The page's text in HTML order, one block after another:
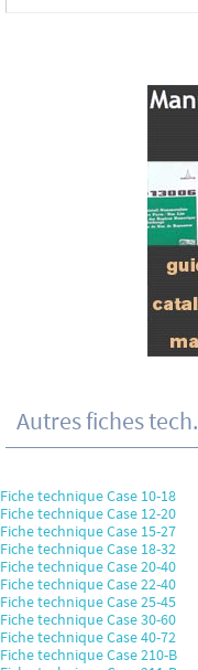
Autres fiches tech.
Fiche technique Case 10-18
Fiche technique Case 12-20
Fiche technique Case 15-27
Fiche technique Case 18-32
Fiche technique Case 20-40
Fiche technique Case 22-40
Fiche technique Case 25-45
Fiche technique Case 30-60
Fiche technique Case 40-72
Fiche technique Case 210-B